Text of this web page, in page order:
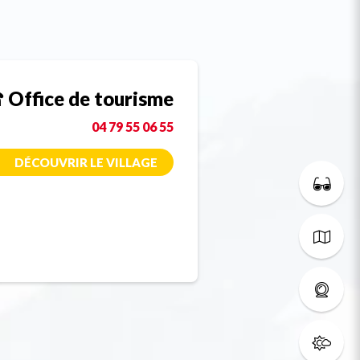
de tourisme
04 79 55 06 55
DÉCOUVRIR LE VILLAGE